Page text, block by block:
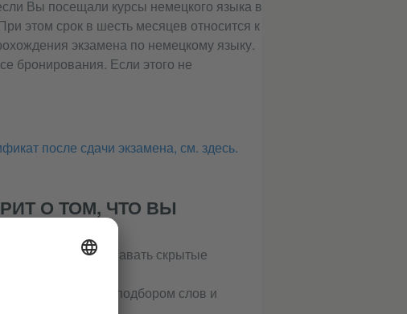
Вы посещали курсы немецкого языка в
этом срок в шесть месяцев относится к
экзамена по немецкому языку.
бронирования. Если этого не
после сдачи экзамена, см. здесь.
О ТОМ, ЧТО ВЫ
распознавать скрытые
затруднений с подбором слов и